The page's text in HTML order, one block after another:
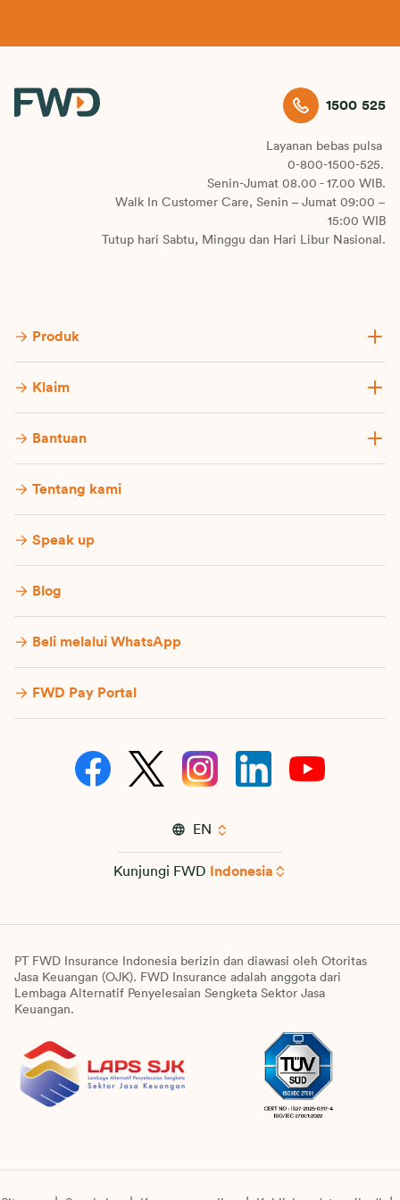
mental wellness parenting
pertumbuhan anak 1500 525
Layanan bebas pulsa
0-800-1500-525.
Senin-Jumat 08.00 - 17.00 WIB.
Walk In Customer Care, Senin – Jumat 09:00 –
15:00 WIB
Tutup hari Sabtu, Minggu dan Hari Libur Nasional.
Produk
Klaim
Bantuan
Tentang kami
Speak up
Blog
Beli melalui WhatsApp
FWD Pay Portal
EN
Kunjungi FWD Indonesia
PT FWD Insurance Indonesia berizin dan diawasi oleh Otoritas
Jasa Keuangan (OJK). FWD Insurance adalah anggota dari
Lembaga Alternatif Penyelesaian Sengketa Sektor Jasa
Keuangan.